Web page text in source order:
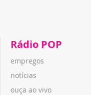
Rádio POP
empregos
notícias
ouça ao vivo